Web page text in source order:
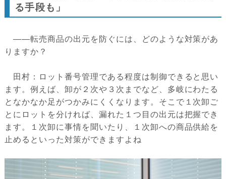
る手段も」
――転売商品の出元を防ぐには、どのような対策があ
りますか？
田村：ロット番号管理である程度は制御できると思い
ます。例えば、卸が２次や３次までなど、多岐にわたる
となかなか足がつかみにくくなります。そこで１次卸ご
とにロットを分ければ、漏れた１つ目の出元は把握でき
ます。１次卸に事情を聞いたり、１次卸への商品供給を
止めるといった対策ができますよね